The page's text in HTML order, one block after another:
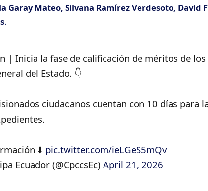
Garay Mateo, Silvana Ramírez Verdesoto, David
.
| Inicia la fase de calificación de méritos de
del Estado. 👇
ciudadanos cuentan con 10 días para
⬇️ pic.twitter.com/ieLGeS5mQv
Ecuador (@CpccsEc) April 21, 2026